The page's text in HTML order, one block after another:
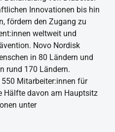
Innovationen bis hin
fördern den Zugang zu
weltweit und
Novo Nordisk
in 80 Ländern und
rund 170 Ländern.
Mitarbeiter:innen für
Hälfte davon am Hauptsitz
unter